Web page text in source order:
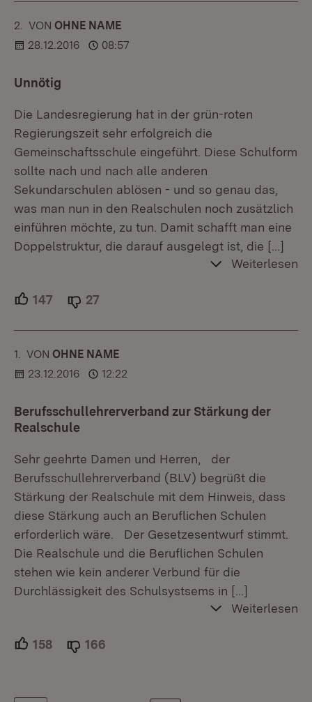
2. KOMMENTAR
VON :OHNE NAME
28.12.2016
08:57
Unnötig
Die Landesregierung hat in der grün-roten
Regierungszeit sehr erfolgreich die
Gemeinschaftsschule eingeführt. Diese Schulform
sollte nach und nach alle anderen
Sekundarschulen ablösen - und so genau das,
was man nun in den Realschulen noch zusätzlich
einführen möchte, zu tun. Damit schafft man eine
Doppelstruktur, die darauf ausgelegt ist, die […]
Weiterlesen
147 Unterstützer.
27
1. KOMMENTAR
VON :OHNE NAME
23.12.2016
12:22
Berufsschullehrerverband zur Stärkung der
Realschule
Sehr geehrte Damen und Herren, der
Berufsschullehrerverband (BLV) begrüßt die
Stärkung der Realschule mit dem Hinweis, dass
diese Stärkung auch an Beruflichen Schulen
erforderlich wäre. Der Gesetzesentwurf stimmt.
Die Realschule und die Beruflichen Schulen
stehen wie kein anderer Verbund für die
Durchlässigkeit des Schulsystsems in […]
Weiterlesen
158 Unterstützer.
166